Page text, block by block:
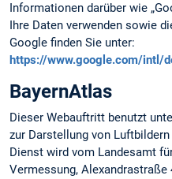
Informationen darüber wie
Ihre Daten verwenden sowie
Google finden Sie unter:
https://www.google.com/intl/
BayernAtlas
Dieser Webauftritt benutzt
zur Darstellung von
Dienst wird vom Landesamt
Vermessung, Alexandrastraße